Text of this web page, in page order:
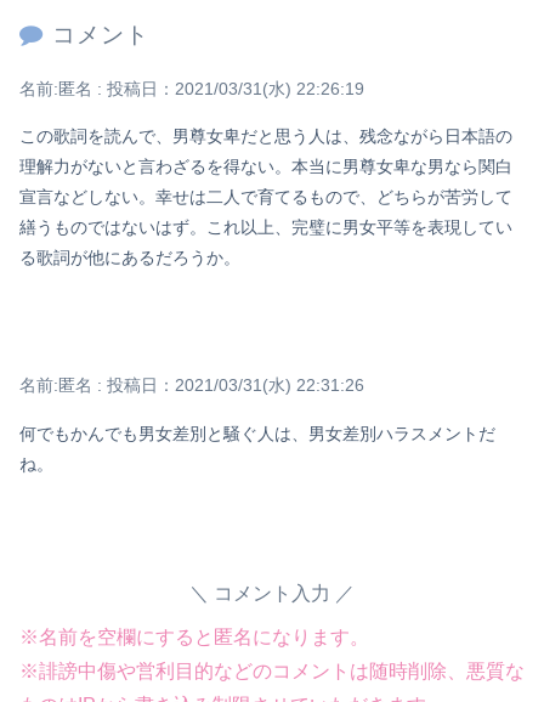
コメント
名前:匿名 : 投稿日：2021/03/31(水) 22:26:19
この歌詞を読んで、男尊女卑だと思う人は、残念ながら日本語の
理解力がないと言わざるを得ない。本当に男尊女卑な男なら関白
宣言などしない。幸せは二人で育てるもので、どちらが苦労して
繕うものではないはず。これ以上、完璧に男女平等を表現してい
る歌詞が他にあるだろうか。
名前:匿名 : 投稿日：2021/03/31(水) 22:31:26
何でもかんでも男女差別と騒ぐ人は、男女差別ハラスメントだ
ね。
コメント入力
※名前を空欄にすると匿名になります。
※誹謗中傷や営利目的などのコメントは随時削除、悪質な